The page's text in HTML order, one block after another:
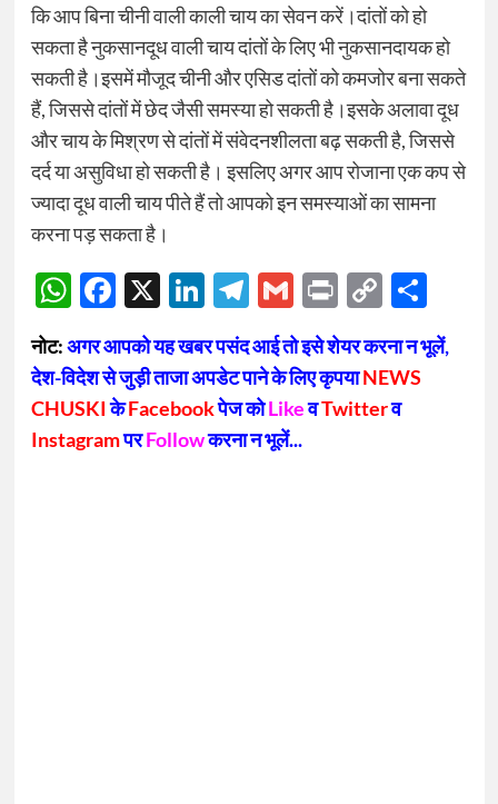
कि आप बिना चीनी वाली काली चाय का सेवन करें।दांतों को हो
सकता है नुकसानदूध वाली चाय दांतों के लिए भी नुकसानदायक हो
सकती है।इसमें मौजूद चीनी और एसिड दांतों को कमजोर बना सकते
हैं, जिससे दांतों में छेद जैसी समस्या हो सकती है।इसके अलावा दूध
और चाय के मिश्रण से दांतों में संवेदनशीलता बढ़ सकती है, जिससे
दर्द या असुविधा हो सकती है। इसलिए अगर आप रोजाना एक कप से
ज्यादा दूध वाली चाय पीते हैं तो आपको इन समस्याओं का सामना
करना पड़ सकता है।
WhatsApp
Facebook
X LinkedIn
Telegram
Gmail
Print
Copy
Link
नोट:अगर आपको यह खबर पसंद आई तो इसे शेयर करना न भूलें,
देश-विदेश से जुड़ी ताजा अपडेट पाने के लिए कृपयाNEWS
CHUSKIकेFacebookपेज कोLikeवTwitterव
InstagramपरFollowकरना न भूलें...